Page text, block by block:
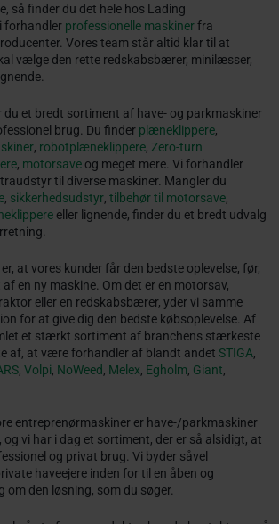
så finder du det hele hos Lading
forhandler professionelle maskinerfra
Vores team står altid klar til at
vælge den rette redskabsbærer, minilæsser,
du et bredt sortiment af have- og parkmaskiner
brug. Du finder plæneklippere,
, robotplæneklippere, Zero-turn
, motorsave og meget mere. Vi forhandler
til diverse maskiner. Mangler du
, sikkerhedsudstyr, tilbehør til motorsave,
eller lignende, finder du et bredt udvalg
at vores kunder får den bedste oplevelse, før,
en ny maskine. Om det er en motorsav,
eller en redskabsbærer, yder vi samme
for at give dig den bedste købsoplevelse. Af
et stærkt sortiment af branchens stærkeste
af, at være forhandler af blandt andet STIGA,
, Volpi, NoWeed, Melex, Egholm, Giant,
entreprenørmaskiner er have-/parkmaskiner
vi har i dag et sortiment, der er så alsidigt, at
og privat brug. Vi byder såvel
haveejere inden for til en åben og
om den løsning, som du søger.